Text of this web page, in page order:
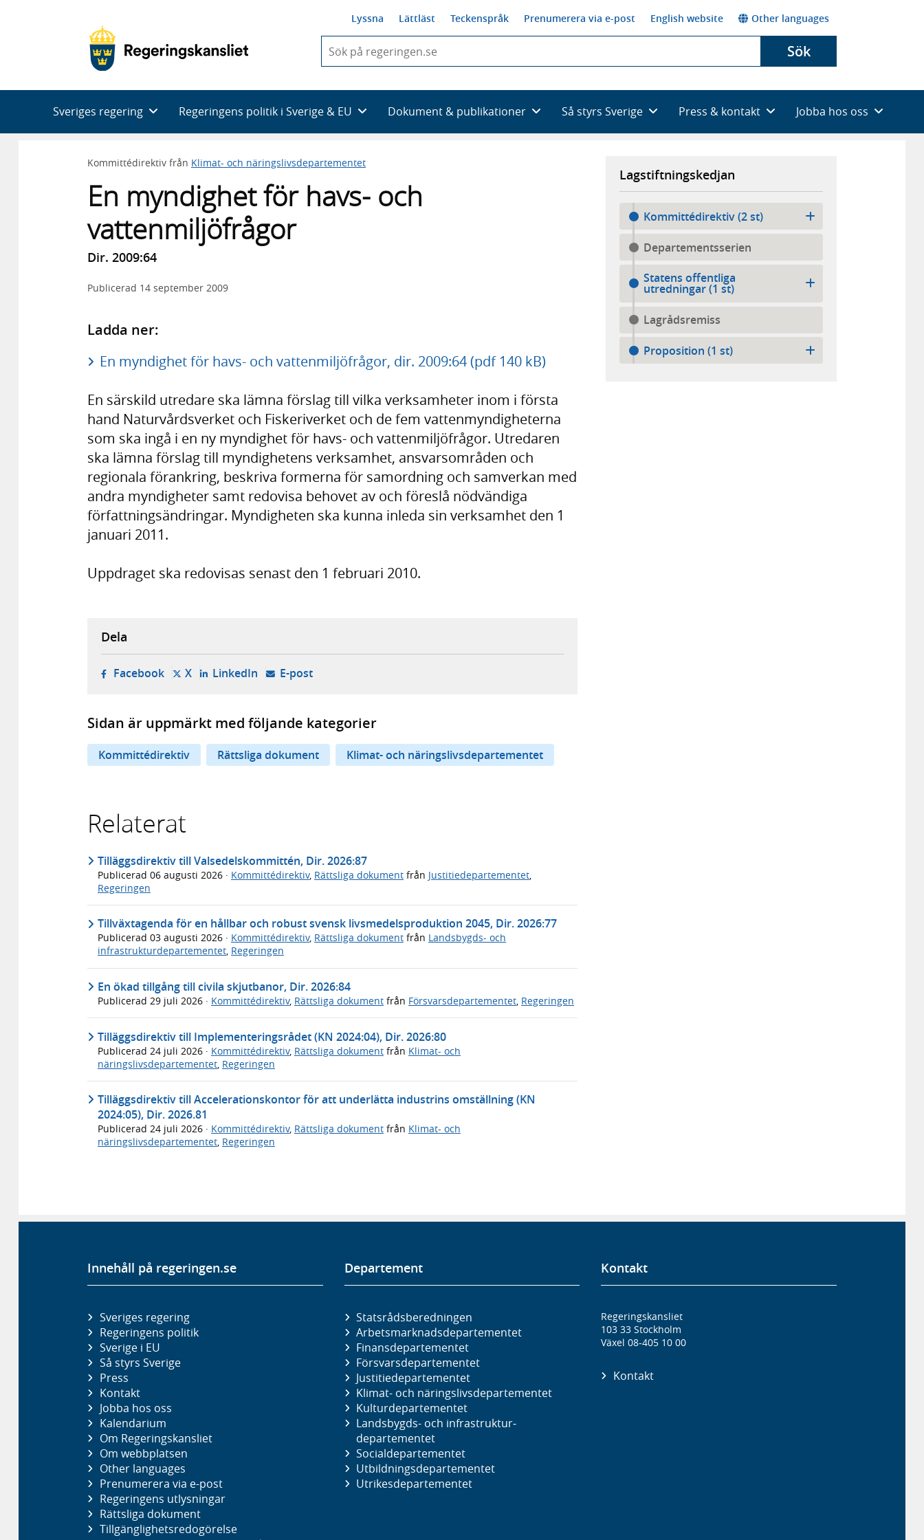
Lyssna Lättläst Teckenspråk Prenumerera via e-post English website Other languages
du
skriva
framträder
en
med
Sök
Sveriges regering Regeringens politik i Sverige & EU Dokument & publikationer Så styrs Sverige Press & kontakt Jobba hos oss
Kommittédirektiv från Klimat- och näringslivsdepartementet
En myndighet för havs- och
vattenmiljöfrågor
Dir. 2009:64
Publicerad 14 september 2009
Ladda ner:
En myndighet för havs- och vattenmiljöfrågor, dir. 2009:64 (pdf 140 kB)
En särskild utredare ska lämna förslag till vilka verksamheter inom i första
hand Naturvårdsverket och Fiskeriverket och de fem vattenmyndigheterna
som ska ingå i en ny myndighet för havs- och vattenmiljöfrågor. Utredaren
ska lämna förslag till myndighetens verksamhet, ansvarsområden och
regionala förankring, beskriva formerna för samordning och samverkan med
andra myndigheter samt redovisa behovet av och föreslå nödvändiga
författningsändringar. Myndigheten ska kunna inleda sin verksamhet den 1
januari 2011.
Uppdraget ska redovisas senast den 1 februari 2010.
Lagstiftningskedjan
Kommittédirektiv (2 st)
Departementsserien
Statens offentliga
utredningar (1 st)
Lagrådsremiss
Proposition (1 st)
Dela
Facebook- öppnas i ny flik, extern webbplats,
X- öppnas i ny flik, extern webbplats,
LinkedIn- öppnas i ny flik, extern webbplats,
E-post- öppnar din e-postklient,
Sidan är uppmärkt med följande kategorier
Kommittédirektiv Rättsliga dokument Klimat- och näringslivsdepartementet
Relaterat
Tilläggsdirektiv till Valsedelskommittén, Dir. 2026:87
Publicerad 06 augusti 2026 · Kommittédirektiv, Rättsliga dokument från Justitiedepartementet
Regeringen
Tillväxtagenda för en hållbar och robust svensk livsmedelsproduktion 2045, Dir. 2026:77
Publicerad 03 augusti 2026 · Kommittédirektiv, Rättsliga dokument från Landsbygds- och
infrastrukturdepartementet, Regeringen
En ökad tillgång till civila skjutbanor, Dir. 2026:84
Publicerad 29 juli 2026 · Kommittédirektiv, Rättsliga dokument från Försvarsdepartementet, Regeringen
Tilläggsdirektiv till Implementeringsrådet (KN 2024:04), Dir. 2026:80
Publicerad 24 juli 2026 · Kommittédirektiv, Rättsliga dokument från Klimat- och
näringslivsdepartementet Regeringen
Tilläggsdirektiv till Accelerationskontor för att underlätta industrins omställning (KN
2024:05), Dir. 2026.81
Publicerad 24 juli 2026 · Kommittédirektiv, Rättsliga dokument från Klimat- och
näringslivsdepartementet, Regeringen
Innehåll på regeringen.se
Sveriges regering
Regeringens politik
Sverige i EU
Så styrs Sverige
Press
Kontakt
Jobba hos oss
Kalendarium
Om Regeringskansliet
Om webbplatsen
Other languages
Prenumerera via e-post
Regeringens utlysningar
Rättsliga dokument
Tillgänglighetsredogörelse
Departement
Statsrådsberedningen
Arbetsmarknads­departementet
Finans­departementet
Försvars­departementet
Justitie­departementet
Klimat- och näringslivs­departementet
Kultur­departementet
Landsbygds- och infrastruktur­
departementet
Social­departementet
Utbildnings­departementet
Utrikes­departementet
Kontakt
Regeringskansliet
103 33 Stockholm
Växel 08-405 10 00
Kontakt